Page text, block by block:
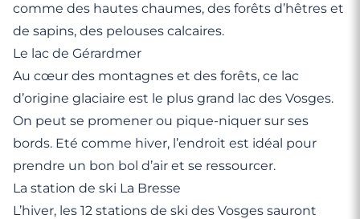
comme des hautes chaumes, des forêts d’hêtres et
de sapins, des pelouses calcaires.
Le lac de Gérardmer
Au cœur des montagnes et des forêts, ce lac
d’origine glaciaire est le plus grand lac des Vosges.
On peut se promener ou pique-niquer sur ses
bords. Eté comme hiver, l’endroit est idéal pour
prendre un bon bol d’air et se ressourcer.
La station de ski La Bresse
L’hiver, les 12 stations de ski des Vosges sauront